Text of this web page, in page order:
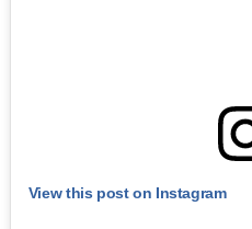
View this post on Instagram